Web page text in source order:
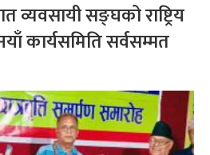
व्यवसायी सङ्घको राष्ट्रिय
कार्यसमिति सर्वसम्मत